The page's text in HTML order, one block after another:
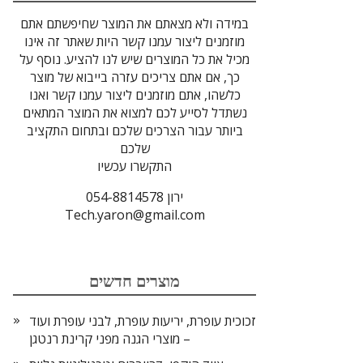
במידה ולא מצאתם את המוצר שחיפשתם אתם
מוזמנים ליצור עמנו קשר היות שאתר זה אינו
מכיל את כל המוצרים שיש לנו להציע. נוסף על
כך, אם אתם צריכים עזרה בייבוא של מוצר
כלשהו, אתם מוזמנים ליצור עמנו קשר ואנו
נשתדל לסייע לכם למצוא את המוצר המתאים
ביותר עבור הצרכים שלכם ובתחום התקציב
שלכם
התקשרו עכשיו
ירון 054-8814578
Tech.yaron@gmail.com
מוצרים חדשים
זכוכית עופרת, יריעות עופרת, לבני עופרת ועוד
– מוצרי הגנה מפני קרינת רנטגן